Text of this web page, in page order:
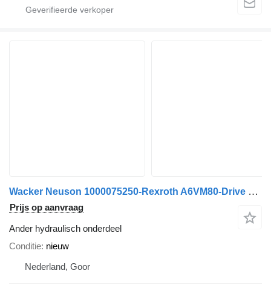
Wacker Neuson 1000075250-Rexroth A6VM80-Drive motor/Fahrmotor
Prijs op aanvraag
Ander hydraulisch onderdeel
Conditie nieuw
Nederland, Goor